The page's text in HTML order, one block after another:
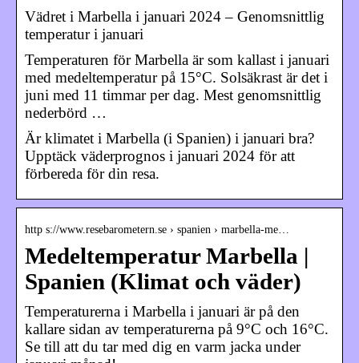
Vädret i Marbella i januari 2024 – Genomsnittlig
temperatur i januari
Temperaturen för Marbella är som kallast i januari
med medeltemperatur på 15°C. Solsäkrast är det i
juni med 11 timmar per dag. Mest genomsnittlig
nederbörd …
Är klimatet i Marbella (i Spanien) i januari bra?
Upptäck väderprognos i januari 2024 för att
förbereda för din resa.
http s://www.resebarometern.se › spanien › marbella-me…
Medeltemperatur Marbella |
Spanien (Klimat och väder)
Temperaturerna i Marbella i januari är på den
kallare sidan av temperaturerna på 9°C och 16°C.
Se till att du tar med dig en varm jacka under